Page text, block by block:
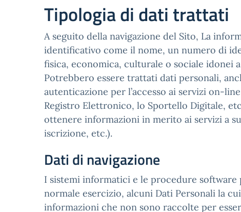
Tipologia di dati trattati
A seguito della navigazione del Sito, La
identificativo come il nome, un numero di
fisica, economica, culturale o sociale idonei
Potrebbero essere trattati dati personali,
autenticazione per l’accesso ai servizi on-
Registro Elettronico, lo Sportello Digitale,
ottenere informazioni in merito ai servizi a
iscrizione, etc.).
Dati di navigazione
I sistemi informatici e le procedure
normale esercizio, alcuni Dati Personali la
informazioni che non sono raccolte per